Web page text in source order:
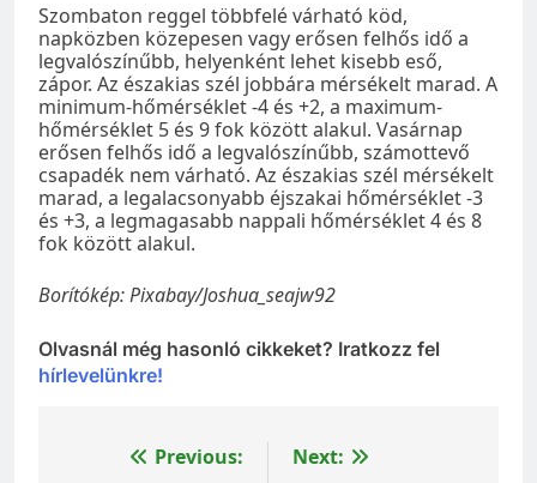
Szombaton reggel többfelé várható köd,
napközben közepesen vagy erősen felhős idő a
legvalószínűbb, helyenként lehet kisebb eső,
zápor. Az északias szél jobbára mérsékelt marad. A
minimum-hőmérséklet -4 és +2, a maximum-
hőmérséklet 5 és 9 fok között alakul. Vasárnap
erősen felhős idő a legvalószínűbb, számottevő
csapadék nem várható. Az északias szél mérsékelt
marad, a legalacsonyabb éjszakai hőmérséklet -3
és +3, a legmagasabb nappali hőmérséklet 4 és 8
fok között alakul.
Borítókép: Pixabay/Joshua_seajw92
Olvasnál még hasonló cikkeket? Iratkozz fel
hírlevelünkre!
BejegyzésPrevious:
Next: